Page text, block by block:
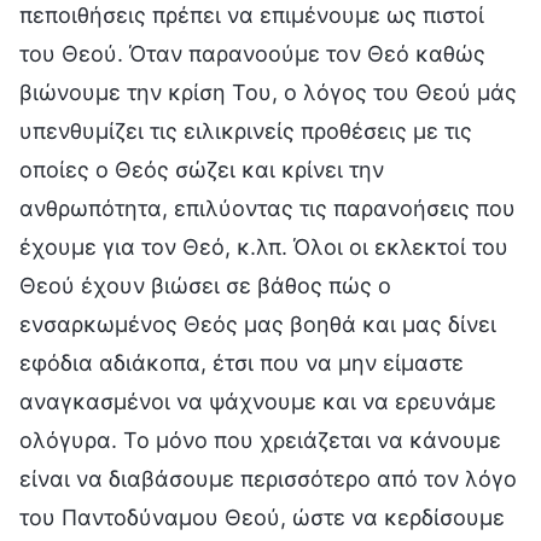
πεποιθήσεις πρέπει να επιμένουμε ως πιστοί
του Θεού. Όταν παρανοούμε τον Θεό καθώς
βιώνουμε την κρίση Του, ο λόγος του Θεού μάς
υπενθυμίζει τις ειλικρινείς προθέσεις με τις
οποίες ο Θεός σώζει και κρίνει την
ανθρωπότητα, επιλύοντας τις παρανοήσεις που
έχουμε για τον Θεό, κ.λπ. Όλοι οι εκλεκτοί του
Θεού έχουν βιώσει σε βάθος πώς ο
ενσαρκωμένος Θεός μας βοηθά και μας δίνει
εφόδια αδιάκοπα, έτσι που να μην είμαστε
αναγκασμένοι να ψάχνουμε και να ερευνάμε
ολόγυρα. Το μόνο που χρειάζεται να κάνουμε
είναι να διαβάσουμε περισσότερο από τον λόγο
του Παντοδύναμου Θεού, ώστε να κερδίσουμε